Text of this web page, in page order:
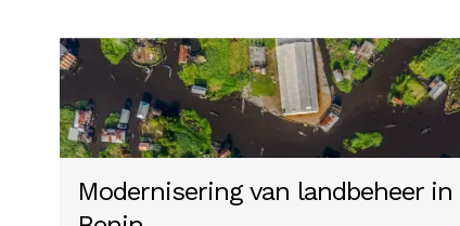
Modernisering van landbeheer in